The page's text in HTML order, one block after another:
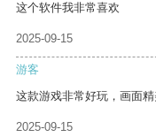
这个软件我非常喜欢
2025-09-15
游客
这款游戏非常好玩，画面精
2025-09-15